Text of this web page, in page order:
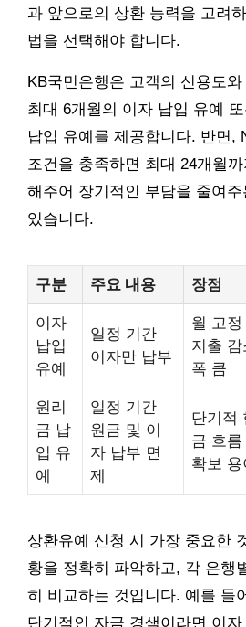
과 앞으로의 상환 능력을 고려
법을 선택해야 합니다.
KB국민은행은 고객의 신용도
최대 6개월의 이자 납입 유예
납입 유예를 제공합니다. 반면,
조건을 충족하면 최대 24개월
해주어 장기적인 부담을 줄여
있습니다.
구분 주요 내용 장점
이자
납입
유예
일정 기간
이자만 납부
월 고정
지출 감
폭 큼
원리
금 납
입 유
예
일정 기간
원금 및 이
자 납부 면
제
단기적
금 흐름
확보 용
상환유예 신청 시 가장 중요한
황을 정확히 파악하고, 각 은행
히 비교하는 것입니다. 예를 들
단기적인 자금 경색이라면 이